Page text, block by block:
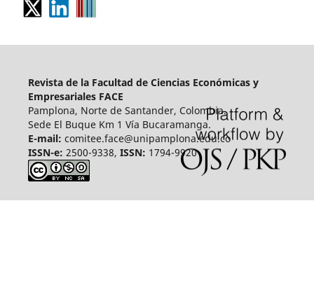
Revista de la Facultad de Ciencias Económicas y
Empresariales FACE
Pamplona, Norte de Santander, Colombia.
Sede El Buque Km 1 Vía Bucaramanga.
E-mail: comitee.face@unipamplona.edu.co
ISSN-e: 2500-9338, ISSN: 1794-9920